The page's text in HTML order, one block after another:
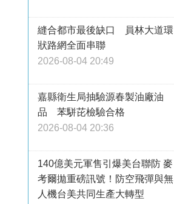
縫合都市最後缺口 員林大道環
狀路網全面串聯
2026-08-04 20:49
嘉縣衛生局抽驗源春製油廠油
品 苯駢芘檢驗合格
2026-08-04 20:36
140億美元軍售引爆美台聯防 麥
考爾拋重磅訊號！防空飛彈與無
人機台美共同生產大轉型